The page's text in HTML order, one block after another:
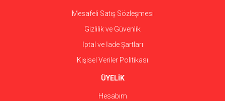
Mesafeli Satış Sözleşmesi
Gizlilik ve Güvenlik
İptal ve İade Şartları
Kişisel Veriler Politikası
ÜYELİK
Hesabım